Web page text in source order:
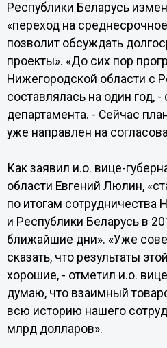
Республики Беларусь
«переход на
позволит обсуждать
проекты». «До сих пор
Нижегородской области с
составлялась на один год,
департамента. - Сейчас
уже направлен на
Как заявил и.о. вице-
области Евгений Люлин,
по итогам сотрудничества
и Республики Беларусь в
ближайшие дни». «Уже
сказать, что результаты
хорошие, - отметил и.о.
думаю, что взаимный
всю историю нашего
млрд долларов».